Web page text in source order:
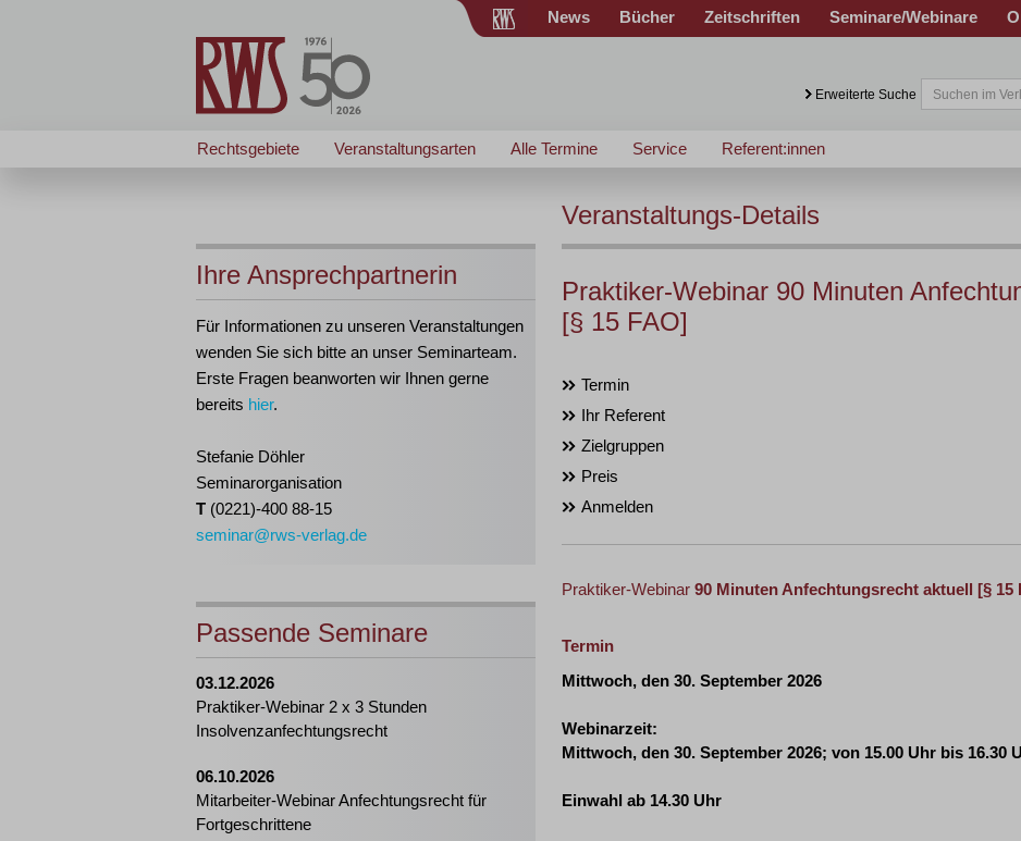
News Bücher Zeitschriften Seminare/Webinare
Erweiterte Suche
Rechtsgebiete Veranstaltungsarten Alle Termine Service Referent:innen
Ihre Ansprechpartnerin
Für Informationen zu unseren Veranstaltungen
wenden Sie sich bitte an unser Seminarteam.
Erste Fragen beanworten wir Ihnen gerne
bereits hier.
Stefanie Döhler
Seminarorganisation
T (0221)-400 88-15
seminar@rws-verlag.de
Passende Seminare
03.12.2026
Praktiker-Webinar 2 x 3 Stunden
Insolvenzanfechtungsrecht
06.10.2026
Mitarbeiter-Webinar Anfechtungsrecht für
Fortgeschrittene
Veranstaltungs-Details
Praktiker-Webinar 90 Minuten
[§ 15 FAO]
Termin
Ihr Referent
Zielgruppen
Preis
Anmelden
Praktiker-Webinar 90 Minuten Anfechtungsrecht aktuell [§ 15
Termin
Mittwoch, den 30. September 2026
Webinarzeit:
Mittwoch, den 30. September 2026; von 15.00 Uhr bis 16.30
Einwahl ab 14.30 Uhr